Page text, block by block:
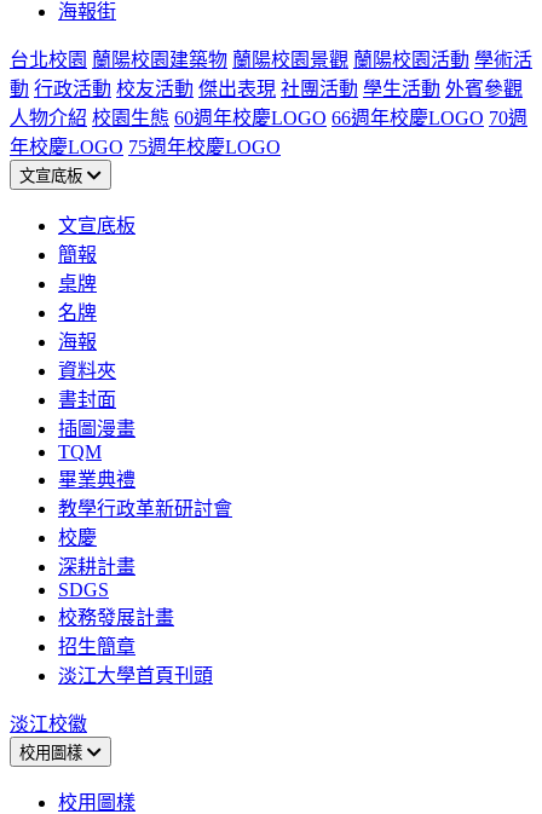
海報街
台北校園 蘭陽校園建築物 蘭陽校園景觀 蘭陽校園活動 學術活
動 行政活動 校友活動 傑出表現 社團活動 學生活動 外賓參觀
人物介紹 校園生態 60週年校慶LOGO 66週年校慶LOGO 70週
年校慶LOGO 75週年校慶LOGO
文宣底板
文宣底板
簡報
桌牌
名牌
海報
資料夾
書封面
插圖漫畫
TQM
畢業典禮
教學行政革新研討會
校慶
深耕計畫
SDGS
校務發展計畫
招生簡章
淡江大學首頁刊頭
淡江校徽
校用圖樣
校用圖樣